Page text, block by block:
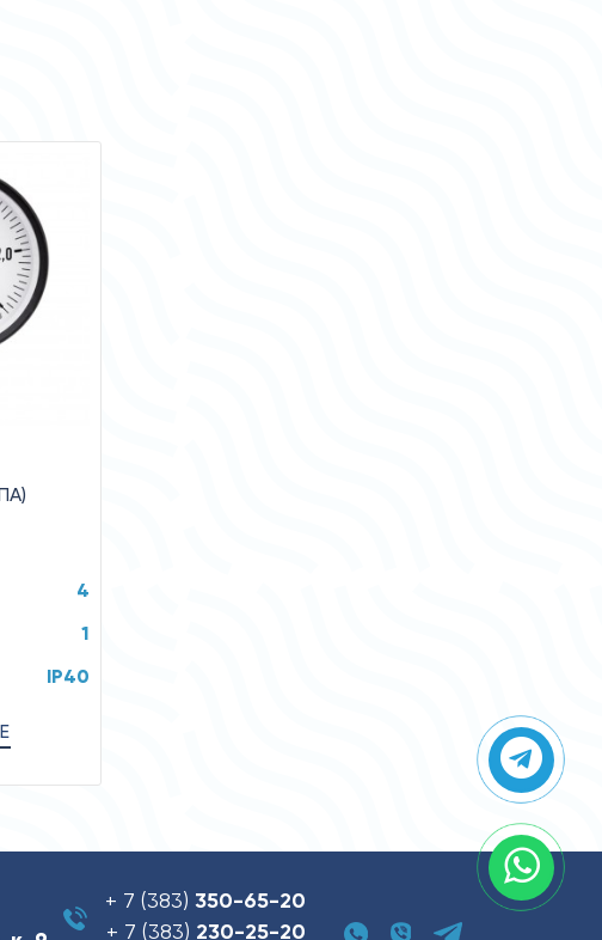
4
1
IP40
+ 7 (383) 350-65-20
+ 7 (383) 230-25-20